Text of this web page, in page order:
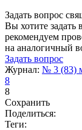
Задать вопрос
Вы хотите задать
рекомендуем
на аналогичный
Задать вопрос
Журнал: № 3 (83)
8
8
Сохранить
Поделиться:
Теги: